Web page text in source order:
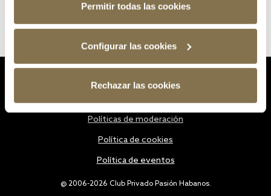
Permitir todas las cookies
Configurar las cookies
Rechazar las cookies
@ 2006-2026 Club Privado Pasión Habanos.
Políticas de moderación
Política de cookies
Política de eventos